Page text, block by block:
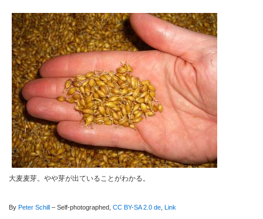
大麦麦芽。やや芽が出ていることがわかる。
By Peter Schill – Self-photographed CC BY-SA 2.0 de Link